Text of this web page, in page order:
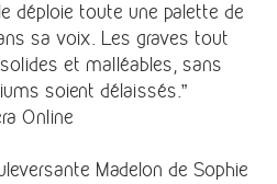
déploie toute une palette de
sa voix. Les graves tout
et malléables, sans
soient délaissés.”
Online
Madelon de Sophie